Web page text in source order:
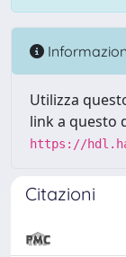
Utilizza
link a questo
https://
Citazioni